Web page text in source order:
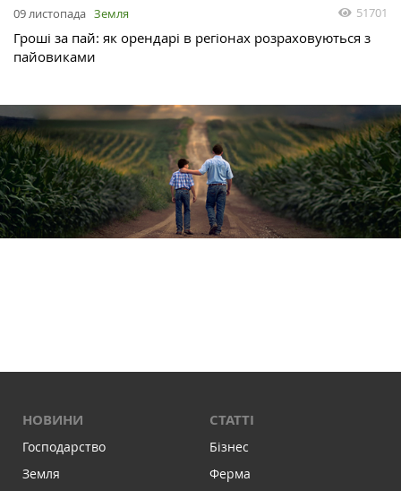
09 листопада Земля 51701
Гроші за пай: як орендарі в регіонах розраховуються з
пайовиками
НОВИНИ
Господарство
Земля
СТАТТІ
Бізнес
Ферма